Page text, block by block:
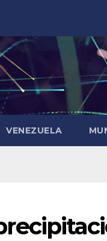
VENEZUELA